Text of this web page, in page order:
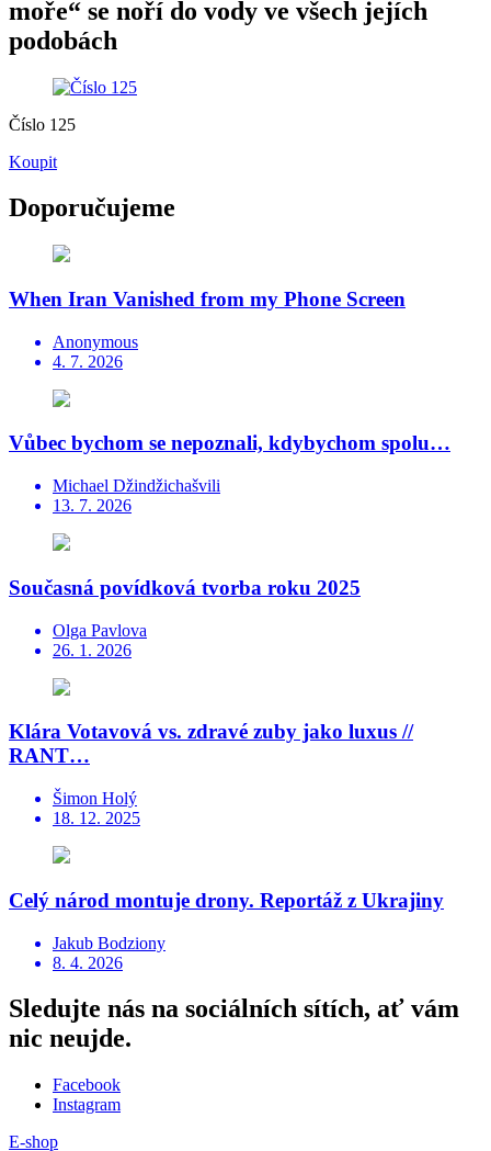
moře“ se noří do vody ve všech jejích
podobách
Číslo 125
Koupit
Doporučujeme
When Iran Vanished from my Phone Screen
Anonymous
4. 7. 2026
Vůbec bychom se nepoznali, kdybychom spolu…
Michael Džindžichašvili
13. 7. 2026
Současná povídková tvorba roku 2025
Olga Pavlova
26. 1. 2026
Klára Votavová vs. zdravé zuby jako luxus //
RANT…
Šimon Holý
18. 12. 2025
Celý národ montuje drony. Reportáž z Ukrajiny
Jakub Bodziony
8. 4. 2026
Sledujte nás na sociálních sítích, ať vám
nic neujde.
Facebook
Instagram
E-shop